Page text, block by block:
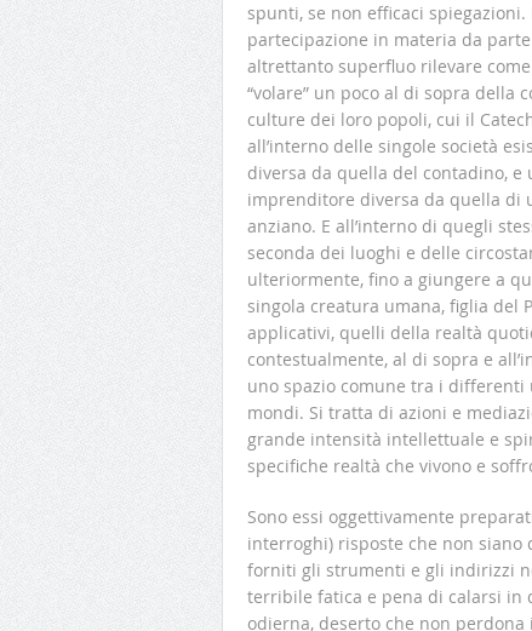
spunti, se non efficaci
partecipazione in materia da
altrettanto superfluo rilevare
“volare” un poco al di sopra della
culture dei loro popoli, cui il
all’interno delle singole società
diversa da quella del contadino,
imprenditore diversa da quella di
anziano. E all’interno di quegli
seconda dei luoghi e delle
ulteriormente, fino a giungere a
singola creatura umana, figlia del
applicativi, quelli della realtà
contestualmente, al di sopra e
uno spazio comune tra i
mondi. Si tratta di azioni e
grande intensità intellettuale e
specifiche realtà che vivono e
Sono essi oggettivamente
interroghi) risposte che non siano
forniti gli strumenti e gli indirizzi
terribile fatica e pena di calarsi in
odierna, deserto che non